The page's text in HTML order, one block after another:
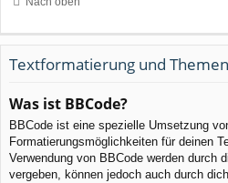
Textformatierung und
Was ist BBCode?
BBCode ist eine spezielle Umsetzung
Formatierungsmöglichkeiten für deinen
Verwendung von BBCode werden durch
vergeben, können jedoch auch durch